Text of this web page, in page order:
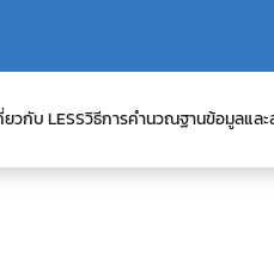
ยวกับ LESSวิธีการคำนวณฐานข้อมูลแล